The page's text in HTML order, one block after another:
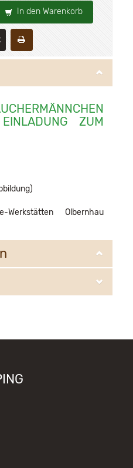
In den Warenkorb
ZUM K
Werkstätten Olbernhau
Olbernhau GmbH